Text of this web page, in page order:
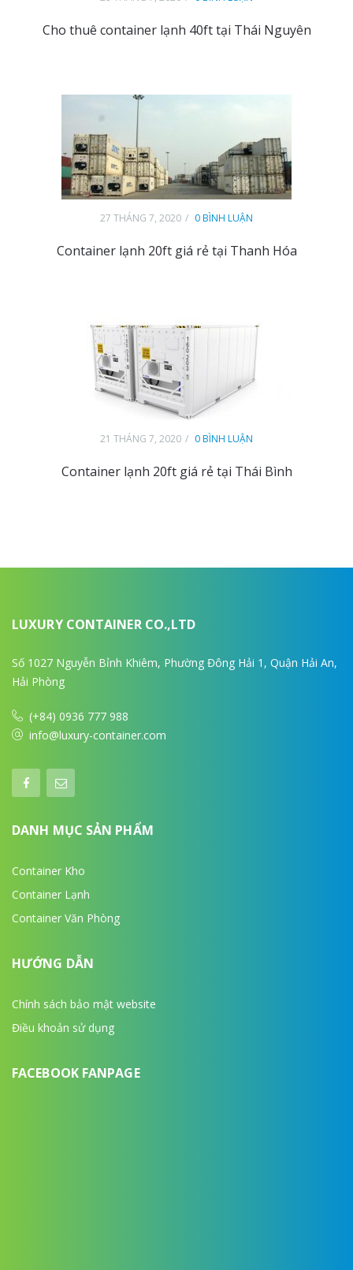
Cho thuê container lạnh 40ft tại Thái Nguyên
27 THÁNG 7, 2020 0 BÌNH LUẬN
Container lạnh 20ft giá rẻ tại Thanh Hóa
21 THÁNG 7, 2020 0 BÌNH LUẬN
Container lạnh 20ft giá rẻ tại Thái Bình
LUXURY CONTAINER CO.,LTD
Số 1027 Nguyễn Bỉnh Khiêm, Phường Đông Hải 1, Quận Hải An,
Hải Phòng
(+84) 0936 777 988
info@luxury-container.com
DANH MỤC SẢN PHẨM
Container Kho
Container Lạnh
Container Văn Phòng
HƯỚNG DẪN
Chính sách bảo mật website
Điều khoản sử dụng
FACEBOOK FANPAGE